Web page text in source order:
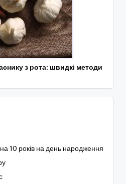
з рота: швидкі методи
10 років на день народження